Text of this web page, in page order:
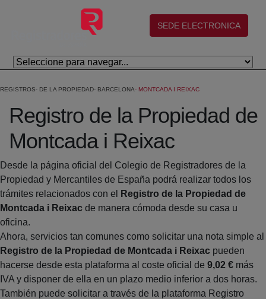
Skip to Main Content
(abre en nueva ventana)
SEDE ELECTRONICA
REGISTROS DE LA PROPIEDAD BARCELONA MONTCADA I REIXAC
Registro de la Propiedad de
Montcada i Reixac
Desde la página oficial del Colegio de Registradores de la
Propiedad y Mercantiles de España podrá realizar todos los
trámites relacionados con el
Registro de la Propiedad de
Montcada i Reixac de manera cómoda desde su casa u
oficina.
Ahora, servicios tan comunes como solicitar una nota simple al
Registro de la Propiedad de Montcada i Reixac pueden
hacerse desde esta plataforma al coste oficial de 9,02 € más
IVA y disponer de ella en un plazo medio inferior a dos horas.
También puede solicitar a través de la plataforma Registro